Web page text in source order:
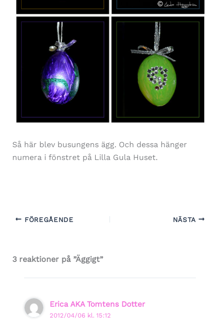
Så här blev busungens ägg. Och dessa hänger
numera i fönstret på Lilla Gula Huset.
FÖREGÅENDE NÄSTA
3 reaktioner på ”Äggigt”
Erica AKA Tomtens Dotter
2012/04/06 kl. 15:12